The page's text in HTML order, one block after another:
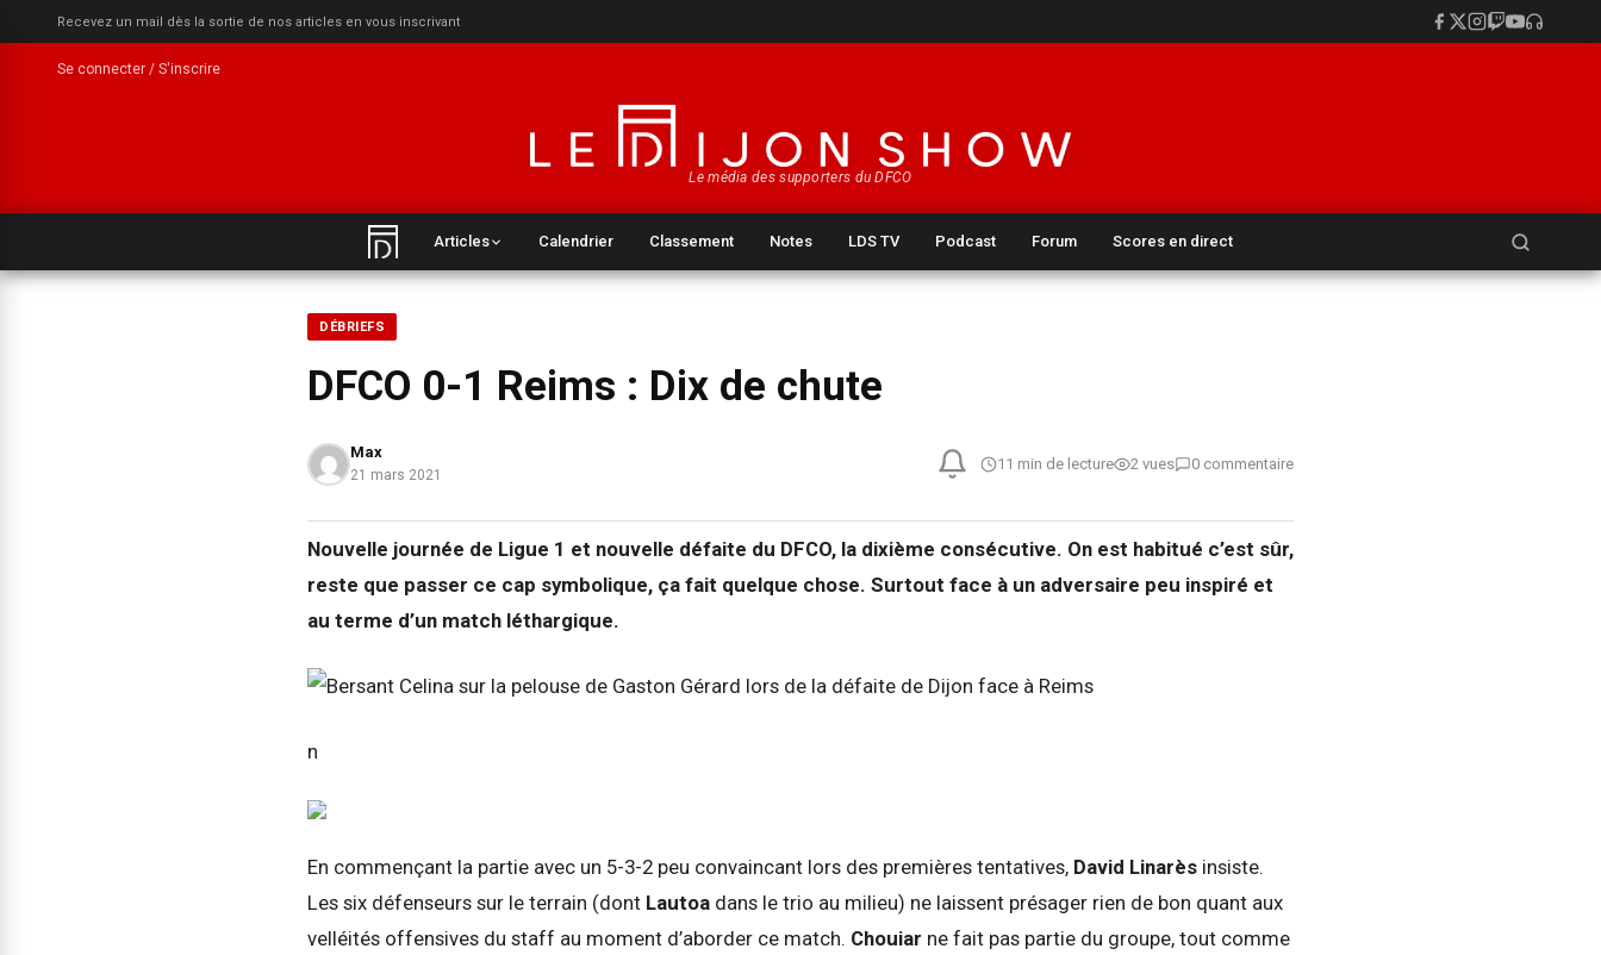
Recevez un mail dès la sortie de nos articles en vous inscrivant
Se connecter / S'inscrire
Le média des supporters du DFCO
Articles Calendrier Classement Notes LDS TV Podcast Forum Scores en direct
DÉBRIEFS
DFCO 0-1 Reims : Dix de chute
Max
21 mars 2021
11 min de lecture 2 vues 0 commentaire
Nouvelle journée de Ligue 1 et nouvelle défaite du DFCO, la dixième consécutive. On est habitué c’est sûr,
reste que passer ce cap symbolique, ça fait quelque chose. Surtout face à un adversaire peu inspiré et
au terme d’un match léthargique.
n
En commençant la partie avec un 5-3-2 peu convaincant lors des premières tentatives, David Linarès insiste.
Les six défenseurs sur le terrain (dont Lautoa dans le trio au milieu) ne laissent présager rien de bon quant aux
velléités offensives du staff au moment d’aborder ce match. Chouiar ne fait pas partie du groupe, tout comme